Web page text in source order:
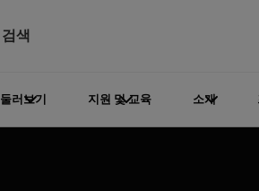
검색
둘러보기 지원 및 교육 소개